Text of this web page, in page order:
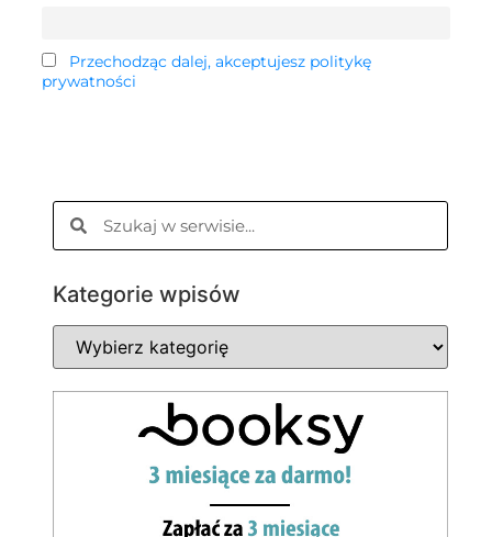
Przechodząc dalej, akceptujesz politykę
prywatności
Kategorie wpisów